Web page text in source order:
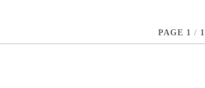
PAGE 1 / 1